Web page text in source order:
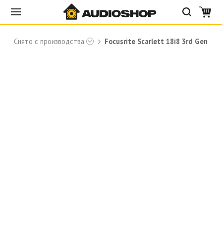
Снято с производства Focusrite Scarlett 18i8 3rd Gen